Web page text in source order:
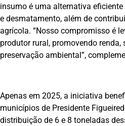
insumo é uma alternativa
e desmatamento, além de
agrícola. “Nosso compromisso é
produtor rural, promovendo renda,
preservação ambiental”,
Apenas em 2025, a iniciativa
municípios de Presidente
distribuição de 6 e 8 toneladas